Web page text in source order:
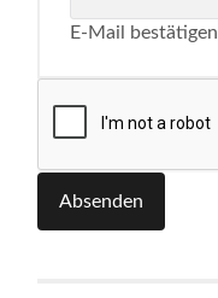
E-Mail bestätigen
Absenden